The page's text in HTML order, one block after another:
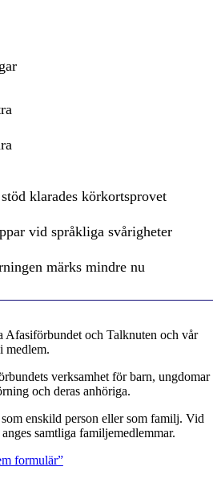
klarades körkortsprovet
vid språkliga svårigheter
märks mindre nu
Afasiförbundet och Talknuten och vår
medlem.
verksamhet för barn, ungdomar
och deras anhöriga.
enskild person eller som familj. Vid
samtliga familjemedlemmar.
formulär”